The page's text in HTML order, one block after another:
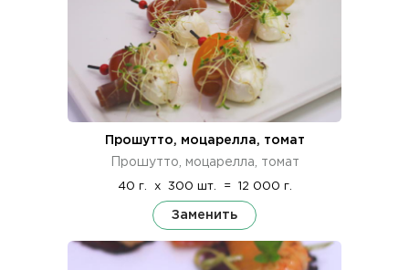
Прошутто, моцарелла, томат
Прошутто, моцарелла, томат
40 г. x 300 шт. = 12 000 г.
Заменить